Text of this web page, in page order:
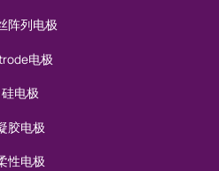
阵列电极
电极
硅电极
胶电极
性电极